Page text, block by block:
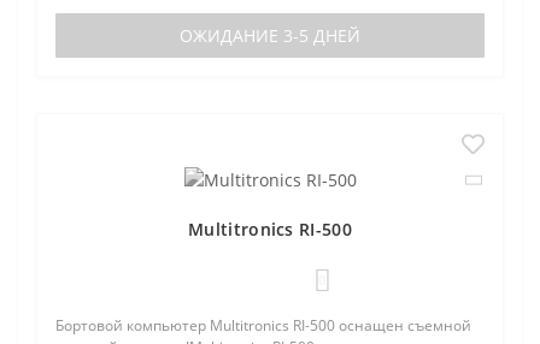
ОЖИДАНИЕ 3-5 ДНЕЙ
Multitronics RI-500
Бортовой компьютер Multitronics RI-500 оснащен съемной